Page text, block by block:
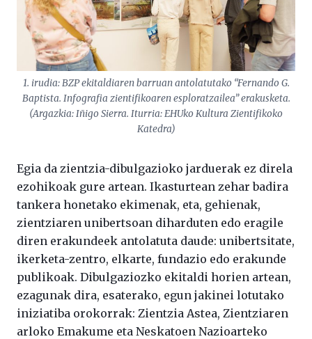
1. irudia: BZP ekitaldiaren barruan antolatutako “Fernando G.
Baptista. Infografia zientifikoaren esploratzailea” erakusketa.
(Argazkia: Iñigo Sierra. Iturria: EHUko Kultura Zientifikoko
Katedra)
Egia da zientzia-dibulgazioko jarduerak ez direla
ezohikoak gure artean. Ikasturtean zehar badira
tankera honetako ekimenak, eta, gehienak,
zientziaren unibertsoan diharduten edo eragile
diren erakundeek antolatuta daude: unibertsitate,
ikerketa-zentro, elkarte, fundazio edo erakunde
publikoak. Dibulgaziozko ekitaldi horien artean,
ezagunak dira, esaterako, egun jakinei lotutako
iniziatiba orokorrak: Zientzia Astea, Zientziaren
arloko Emakume eta Neskatoen Nazioarteko